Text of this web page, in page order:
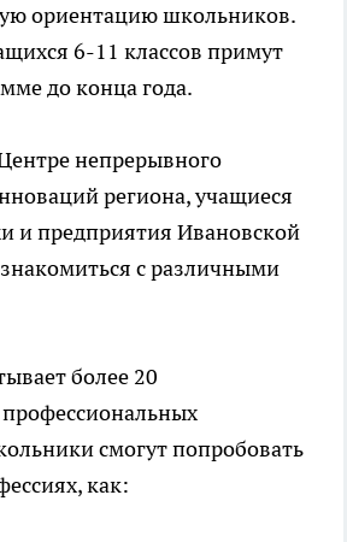
ориентацию школьников.
6-11 классов примут
до конца года.
непрерывного
региона, учащиеся
и предприятия Ивановской
с различными
более 20
смогут попробовать
как: